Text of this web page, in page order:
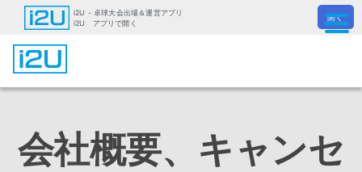
i2U - 卓球大会出場＆運営アプリ
i2U アプリで開く
開く
会社概要、キャンセ